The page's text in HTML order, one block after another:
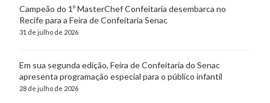
Campeão do 1º MasterChef Confeitaria desembarca no
Recife para a Feira de Confeitaria Senac
31 de julho de 2026
Em sua segunda edição, Feira de Confeitaria do Senac
apresenta programação especial para o público infantil
28 de julho de 2026